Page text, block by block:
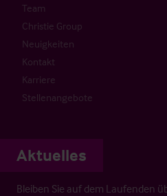
Team
Christie Group
Neuigkeiten
Kontakt
Karriere
Stellenangebote
Aktuelles
Bleiben Sie auf dem Laufenden